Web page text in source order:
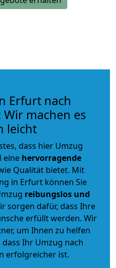
Erfurt nach
machen es
leicht
dass hier Umzug
eine hervorragende
Qualität bietet. Mit
in Erfurt können Sie
reibungslos und
sorgen dafür, dass Ihre
erfüllt werden. Wir
um Ihnen zu helfen
Ihr Umzug nach
erfolgreicher ist.